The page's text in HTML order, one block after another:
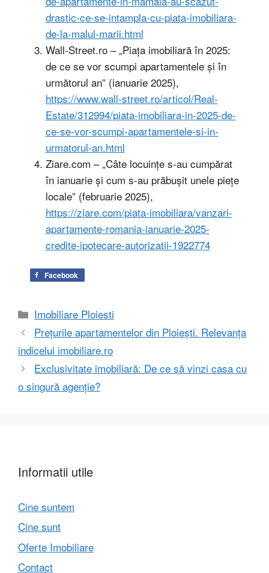
drastic-ce-se-intampla-cu-piata-imobiliara-
de-la-malul-marii.html
Wall-Street.ro – „Piața imobiliară în 2025:
de ce se vor scumpi apartamentele și în
următorul an” (ianuarie 2025),
https://www.wall-street.ro/articol/Real-
Estate/312994/piata-imobiliara-in-2025-de-
ce-se-vor-scumpi-apartamentele-si-in-
urmatorul-an.html
Ziare.com – „Câte locuințe s-au cumpărat
în ianuarie și cum s-au prăbușit unele piețe
locale” (februarie 2025),
https://ziare.com/piata-imobiliara/vanzari-
apartamente-romania-ianuarie-2025-
credite-ipotecare-autorizatii-1922774
Facebook
Categorii
Imobiliare Ploiesti
Prețurile apartamentelor din Ploiești. Relevanța
indicelui imobiliare.ro
Exclusivitate imobiliară: De ce să vinzi casa cu
o singură agenție?
Informatii utile
Cine suntem
Cine sunt
Oferte Imobiliare
Contact